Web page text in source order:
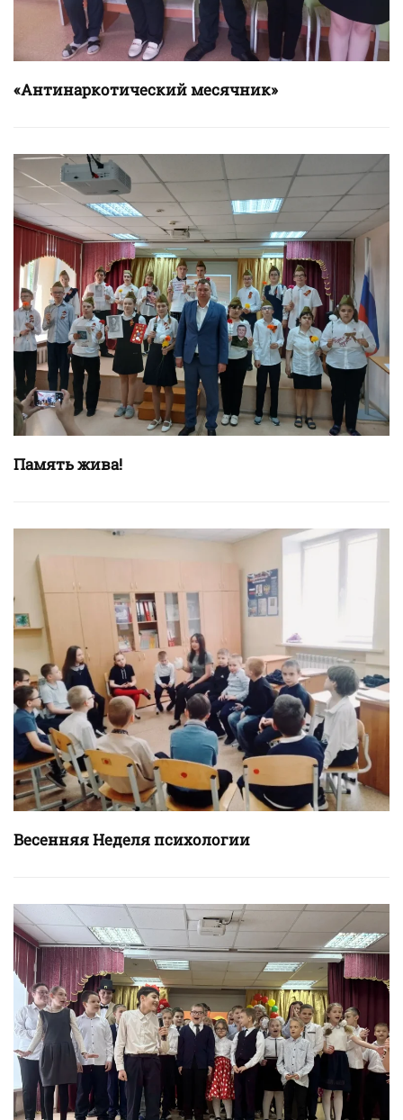
«Антинаркотический месячник»
Память жива!
Весенняя Неделя психологии